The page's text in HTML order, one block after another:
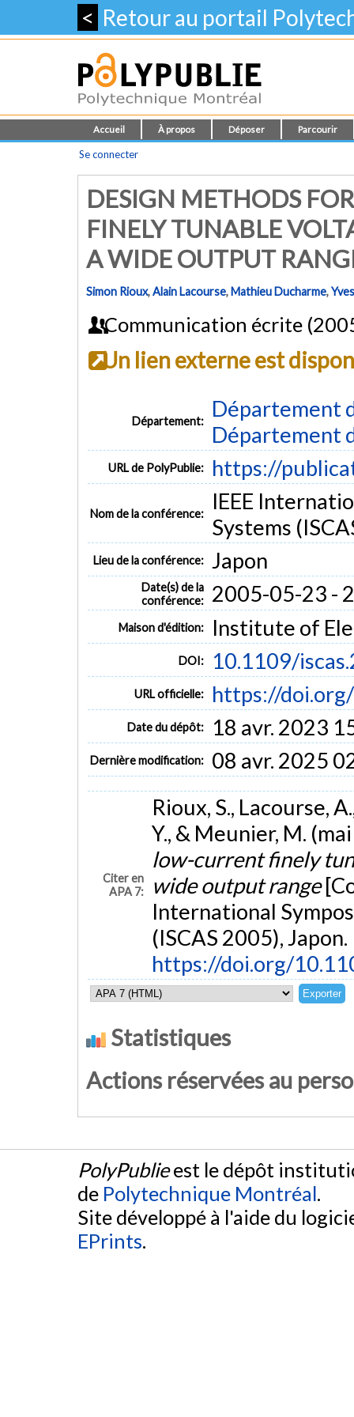
< Retour au portail
Accueil À propos Déposer Parcourir
Se connecter
DESIGN METHODS
FINELY TUNABLE
A WIDE OUTPUT
Simon Rioux,Alain Lacourse,Mathieu Ducharme,
Communication écrite
Un lien externe est
Département:
Département
Département
URL de PolyPublie: https://
Nom de la conférence:
IEEE
Systems
Lieu de la conférence: Japon
Date(s) de la
conférence:
2005-05-23 -
Maison d'édition: Institute of
DOI: 10.1109/
URL officielle: https://
Date du dépôt: 18 avr. 2023
Dernière modification: 08 avr. 2025
Citer en
APA 7:
Rioux, S., Lacourse,
Y., & Meunier, M.
low-current finely
wide output range
International
(ISCAS 2005), Japon.
https://doi.org/
Statistiques
Actions réservées au
PolyPublieest le dépôt
de Polytechnique Montréal.
Site développé à l'aide du
EPrints.